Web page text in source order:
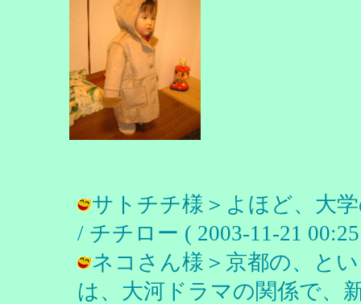
サトチチ様＞よほど、大
/ チチロー ( 2003-11-21
ネコさん様＞京都の、と
は、大河ドラマの関係で、